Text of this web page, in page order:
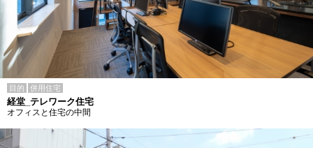
目的 併用住宅
経堂_テレワーク住宅
オフィスと住宅の中間